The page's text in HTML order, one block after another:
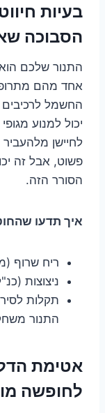
בעיות
הסבוכה
התנור שלכם
אחד מהם
החשמל לרכיבים
יכול למנוע
לחיישן
פשוט, אבל זה
הסורר הזה.
איך תדעו
ריח שרוף
ניצוצות
תקלות
התנור
אטימת
לחופשה